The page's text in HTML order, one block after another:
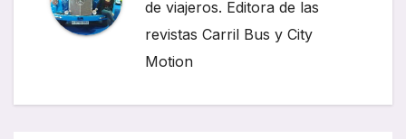
de viajeros. Editora de las
revistas Carril Bus y City
Motion